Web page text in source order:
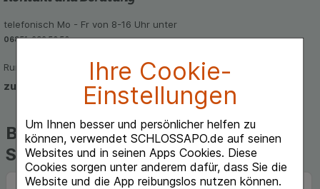
Ihre Cookie-
Einstellungen
Um Ihnen besser und persönlicher helfen zu
können, verwendet SCHLOSSAPO.de auf seinen
Websites und in seinen Apps Cookies. Diese
Cookies sorgen unter anderem dafür, dass Sie die
Website und die App reibungslos nutzen können.
telefonisch Mo - Fr von 8-16 Uhr unter
06851-939 56 56
Rund um die Uhr per E-Mail
zum Kontaktformular
Beliebte Marken auf
Schlossapo.de